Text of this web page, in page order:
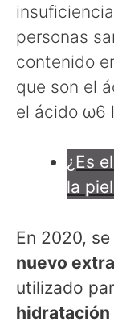
personas
contenido
que son el
el ácido ω6
¿Es
la
En 2020,
nuevo
utilizado
hidratación